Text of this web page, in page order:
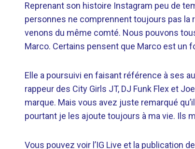
Reprenant son histoire Instagram peu de
personnes ne comprennent toujours pas la
venons du même comté. Nous pouvons
Marco. Certains pensent que Marco est un
Elle a poursuivi en faisant référence à ses
rappeur des City Girls JT, DJ Funk Flex et
marque. Mais vous avez juste remarqué
pourtant je les ajoute toujours à ma vie. Ils
Vous pouvez voir l’IG Live et la publication